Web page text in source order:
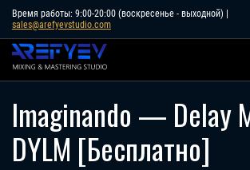
Skip
content
Время работы: 9:00-20:00 (воскресенье - выходной) |
sales@arefyevstudio.com
Imaginando — Delay
DYLM [Бесплатно]